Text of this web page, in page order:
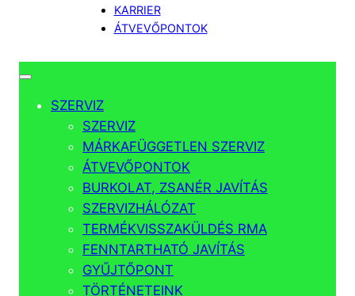
KARRIER
ÁTVEVŐPONTOK
SZERVIZ
SZERVIZ
MÁRKAFÜGGETLEN SZERVIZ
ÁTVEVŐPONTOK
BURKOLAT, ZSANÉR JAVÍTÁS
SZERVIZHÁLÓZAT
TERMÉKVISSZAKÜLDÉS RMA
FENNTARTHATÓ JAVÍTÁS
GYŰJTŐPONT
TÖRTÉNETEINK